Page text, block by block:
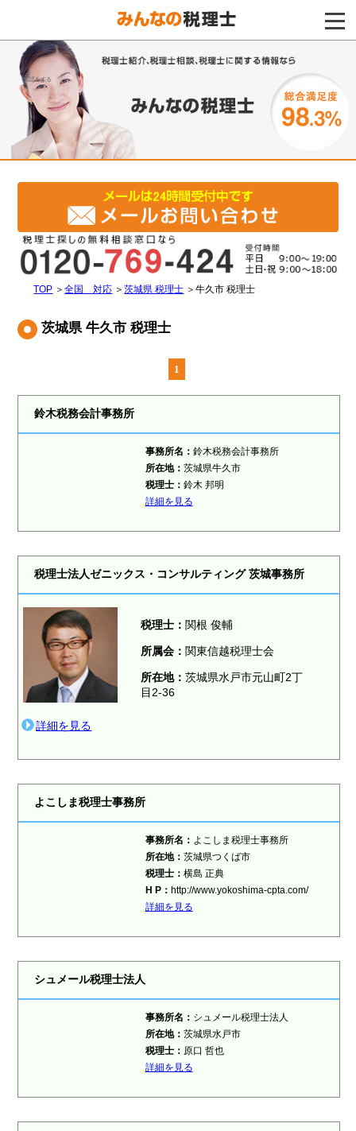
電話をする
TOP ＞全国 対応 ＞茨城県 税理士 ＞牛久市 税理士
茨城県 牛久市 税理士
1
鈴木税務会計事務所
事務所名： 鈴木税務会計事務所
所在地： 茨城県牛久市
税理士： 鈴木 邦明
詳細を見る
税理士法人ゼニックス・コンサルティング 茨城事務所
詳細を見る
税理士： 関根 俊輔
所属会： 関東信越税理士会
所在地：茨城県水戸市元山町2丁
目2-36
よこしま税理士事務所
事務所名： よこしま税理士事務所
所在地： 茨城県つくば市
税理士： 横島 正典
H P： http://www.yokoshima-cpta.com/
詳細を見る
シュメール税理士法人
事務所名： シュメール税理士法人
所在地： 茨城県水戸市
税理士： 原口 哲也
詳細を見る